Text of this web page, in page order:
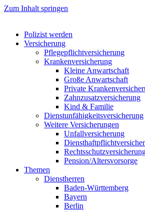
Zum Inhalt springen
Polizist werden
Versicherung
Pflegepflichtversicherung
Krankenversicherung
Kleine Anwartschaft
Große Anwartschaft
Private
Zahnzusatzversicherung
Kind & Familie
Dienstunfähigkeitsversicherung
Weitere Versicherungen
Unfallversicherung
Pension/Altersvorsorge
Themen
Dienstherren
Baden-Württemberg
Bayern
Berlin